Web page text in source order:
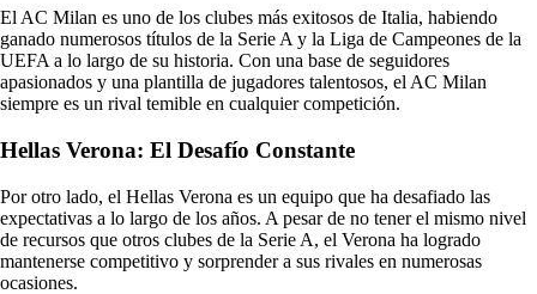
El AC Milan es uno de los clubes más exitosos de Italia, habiendo
ganado numerosos títulos de la Serie A y la Liga de Campeones de la
UEFA a lo largo de su historia. Con una base de seguidores
apasionados y una plantilla de jugadores talentosos, el AC Milan
siempre es un rival temible en cualquier competición.
Hellas Verona: El Desafío Constante
Por otro lado, el Hellas Verona es un equipo que ha desafiado las
expectativas a lo largo de los años. A pesar de no tener el mismo nivel
de recursos que otros clubes de la Serie A, el Verona ha logrado
mantenerse competitivo y sorprender a sus rivales en numerosas
ocasiones.